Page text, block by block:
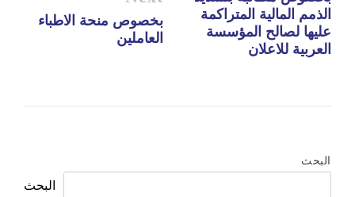
الذمم المالية المتراكمة
عليها لصالح المؤسسة
العربية للاعلان
بخصوص منحة الاطباء
العاملين
البحث
البحث